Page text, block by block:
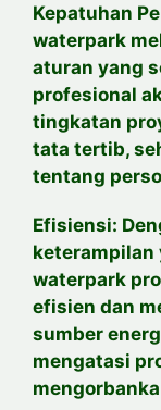
Kepatuhan
waterpark
aturan yang
profesional
tingkatan
tata tertib,
tentang
Efisiensi:
waterpark
efisien dan
sumber
mengatasi